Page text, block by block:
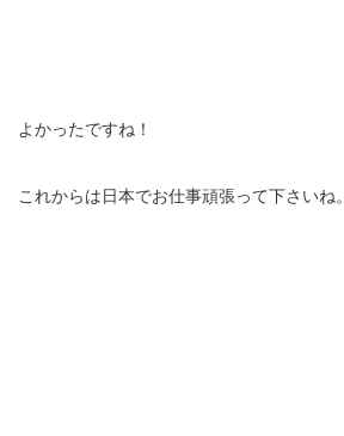
よかったですね！
これからは日本でお仕事頑張って下さいね。